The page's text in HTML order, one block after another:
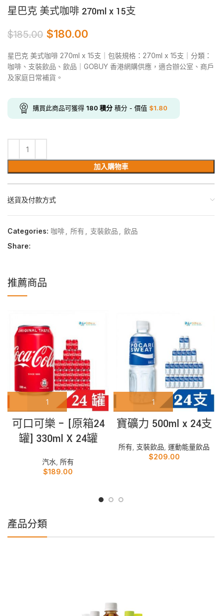
星巴克 美式咖啡 270ml x 15支
$185.00 $180.00
星巴克 美式咖啡 270ml x 15支｜包裝規格：270ml x 15支｜分類：
咖啡、支裝飲品、飲品｜GOBUY 香港網購供應，適合辦公室、商戶
及家庭日常補貨。
購買此商品可獲得 180 積分 積分 - 價值 $1.80
加入購物車
送貨及付款方式
Categories: 咖啡 所有 支裝飲品
飲品
Share:
推薦商品
可口可樂 – [原箱24
罐] 330ml X 24罐
汽水 所有
$189.00
寶礦力 500ml x 24支
所有 支裝飲品 運動能量飲品
$209.00
產品分類